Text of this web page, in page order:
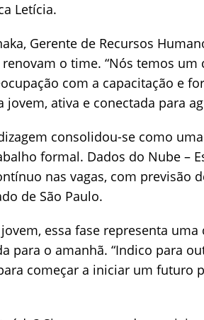
Letícia.
Gerente de Recursos
o time. “Nós temos
com a capacitação e
jovem, ativa e conectada para
consolidou-se como
formal. Dados do Nube –
nas vagas, com previsão
de São Paulo.
essa fase representa
para o amanhã. “Indico para
começar a iniciar um futuro